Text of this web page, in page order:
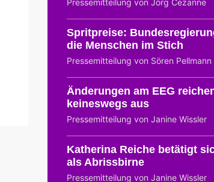
Pressemitteilung von Jörg Cezanne
Spritpreise:
die Menschen im Stich
Pressemitteilung von Sören Pellmann
Änderungen am EEG
keineswegs aus
Pressemitteilung von Janine Wissler
Katherina Reiche betätigt
als Abrissbirne
Pressemitteilung von Janine Wissler